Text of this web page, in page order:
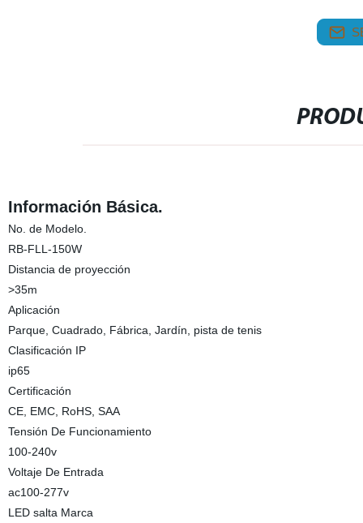
Información Básica.
No. de Modelo.
RB-FLL-150W
Distancia de proyección
>35m
Aplicación
Parque, Cuadrado, Fábrica, Jardín, pista de tenis
Clasificación IP
ip65
Certificación
CE, EMC, RoHS, SAA
Tensión De Funcionamiento
100-240v
Voltaje De Entrada
ac100-277v
LED salta Marca